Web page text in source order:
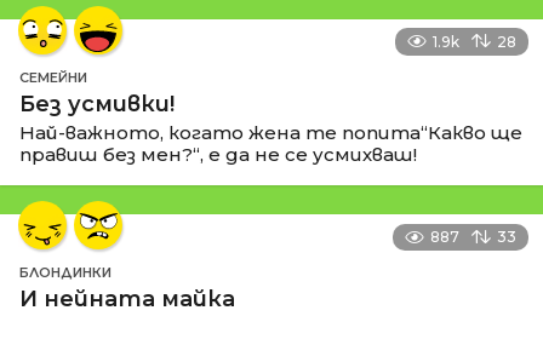
1.9k 28
СЕМЕЙНИ
Без усмивки!
Най-важното, когато жена те попита“Какво ще
правиш без мен?“, е да не се усмихваш!
887 33
БЛОНДИНКИ
И нейната майка